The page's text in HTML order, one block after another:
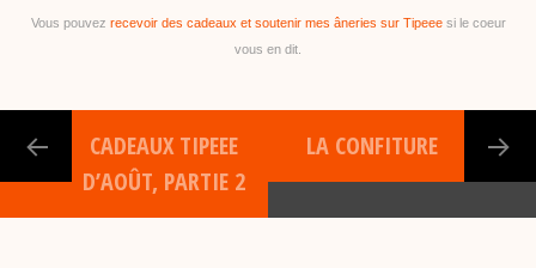
Vous pouvez recevoir des cadeaux et soutenir mes âneries sur Tipeeesi le coeur
vous en dit.
CADEAUX TIPEEE
D’AOÛT, PARTIE 2
LA CONFITURE